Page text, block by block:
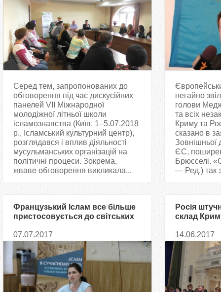
організацій
Серед тем, запропонованих до
обговорення під час дискусійних
панелей VII Міжнародної
молодіжної літньої школи
ісламознавства (Київ, 1–5.07.2018
р., Ісламський культурний центр),
розглядався і вплив діяльності
мусульманських організацій на
політичні процеси. Зокрема,
жваве обговорення викликала...
негайно
голови
та всіх
Криму та
сказано в
Зовнішньої
ЄС,
Брюсселі.
— Ред.) так
Французький Іслам все більше
пристосовується до світських
Сипко
07.07.2017
Росія
склад
14.06.2017